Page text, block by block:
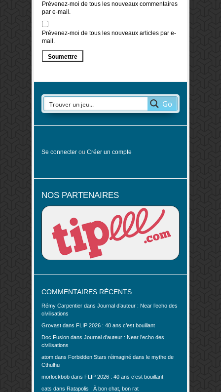
Prévenez-moi de tous les nouveaux commentaires
par e-mail.
Prévenez-moi de tous les nouveaux articles par e-
mail.
Go
Se connecter ou Créer un compte
NOS PARTENAIRES
COMMENTAIRES RÉCENTS
Rémy Carpentier dans Journal d’auteur : Near l’echo des
civilisations
Grovast dans FLIP 2026 : 40 ans c’est bouillant
Doc.Fusion dans Journal d’auteur : Near l’echo des
civilisations
atom dans Forbidden Stars réimaginé dans le mythe de
Cthulhu
morlockbob dans FLIP 2026 : 40 ans c’est bouillant
cats dans Ratapolis : À bon chat, bon rat